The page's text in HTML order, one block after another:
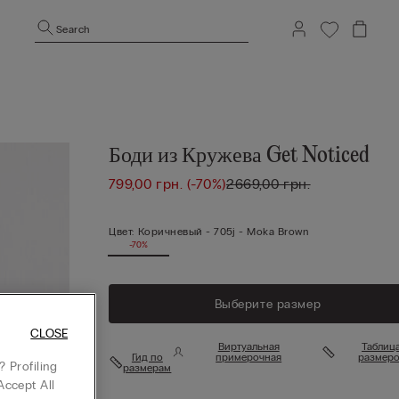
Search
Боди из Кружева Get Noticed
799,00 грн.(-70%)2669,00 грн.
Цвет: Коричневый -705j - Moka Brown
-70%
Выберите размер
Гид по
размерам
Виртуальная
примерочная
Profiling
All
CLOSE